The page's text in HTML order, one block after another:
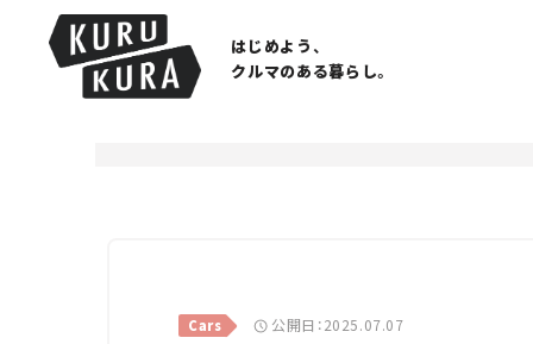
はじめよう、
クルマのある暮らし。
Cars 公開日：2025.07.07